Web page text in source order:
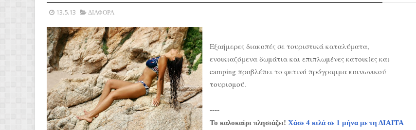
13.5.13 ΔΙΑΦΟΡΑ
Εξαήμερες διακοπές σε τουριστικά καταλύματα,
ενοικιαζόμενα δωμάτια και επιπλωμένες κατοικίες και
camping προβλέπει το φετινό πρόγραμμα κοινωνικού
τουρισμού.
----
Το καλοκαίρι πλησιάζει! Χάσε 4 κιλά σε 1 μήνα με τη ΔΙΑΙΤΑ